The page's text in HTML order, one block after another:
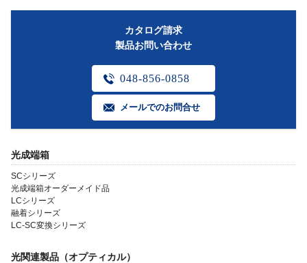
カタログ請求
製品お問い合わせ
048-856-0858
メールでのお問合せ
光成端箱
SCシリーズ
光成端箱オーダーメイド品
LCシリーズ
融着シリーズ
LC-SC変換シリーズ
光関連製品（オプティカル）